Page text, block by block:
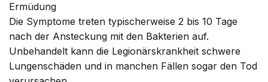
Ermüdung
Die Symptome treten typischerweise 2 bis 10 Tage
nach der Ansteckung mit den Bakterien auf.
Unbehandelt kann die Legionärskrankheit schwere
Lungenschäden und in manchen Fällen sogar den Tod